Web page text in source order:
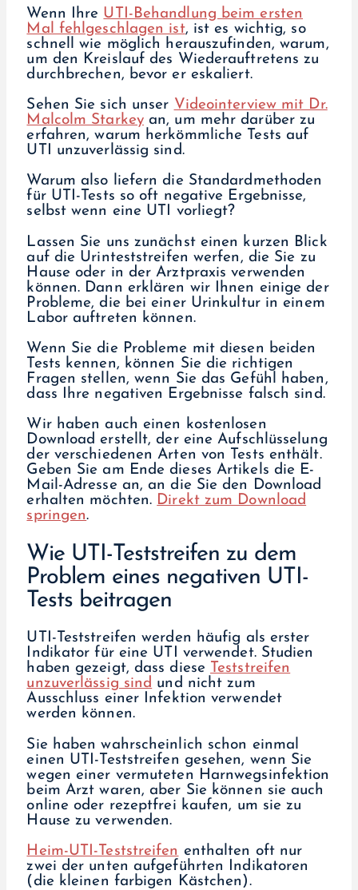
Wenn Ihre UTI-Behandlung beim ersten
Mal fehlgeschlagen ist, ist es wichtig, so
schnell wie möglich herauszufinden, warum,
um den Kreislauf des Wiederauftretens zu
durchbrechen, bevor er eskaliert.
Sehen Sie sich unser Videointerview mit Dr.
Malcolm Starkeyan, um mehr darüber zu
erfahren, warum herkömmliche Tests auf
UTI unzuverlässig sind.
Warum also liefern die Standardmethoden
für UTI-Tests so oft negative Ergebnisse,
selbst wenn eine UTI vorliegt?
Lassen Sie uns zunächst einen kurzen Blick
auf die Urinteststreifen werfen, die Sie zu
Hause oder in der Arztpraxis verwenden
können. Dann erklären wir Ihnen einige der
Probleme, die bei einer Urinkultur in einem
Labor auftreten können.
Wenn Sie die Probleme mit diesen beiden
Tests kennen, können Sie die richtigen
Fragen stellen, wenn Sie das Gefühl haben,
dass Ihre negativen Ergebnisse falsch sind.
Wir haben auch einen kostenlosen
Download erstellt, der eine Aufschlüsselung
der verschiedenen Arten von Tests enthält.
Geben Sie am Ende dieses Artikels die E-
Mail-Adresse an, an die Sie den Download
erhalten möchten. Direkt zum Download
springen.
Wie UTI-Teststreifen zu dem
Problem eines negativen UTI-
Tests beitragen
UTI-Teststreifen werden häufig als erster
Indikator für eine UTI verwendet. Studien
haben gezeigt, dass diese Teststreifen
unzuverlässig sind und nicht zum
Ausschluss einer Infektion verwendet
werden können.
Sie haben wahrscheinlich schon einmal
einen UTI-Teststreifen gesehen, wenn Sie
wegen einer vermuteten Harnwegsinfektion
beim Arzt waren, aber Sie können sie auch
online oder rezeptfrei kaufen, um sie zu
Hause zu verwenden.
Heim-UTI-Teststreifen enthalten oft nur
zwei der unten aufgeführten Indikatoren
(die kleinen farbigen Kästchen).